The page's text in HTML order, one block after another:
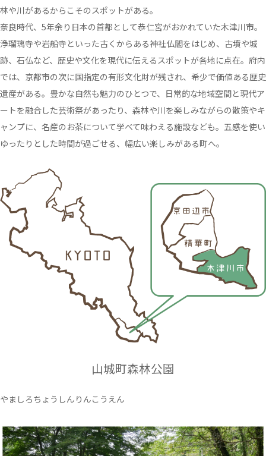
林や川があるからこそのスポットがある。
奈良時代、5年余り日本の首都として恭仁宮がおかれていた木津川市。
浄瑠璃寺や岩船寺といった古くからある神社仏閣をはじめ、古墳や城
跡、石仏など、歴史や文化を現代に伝えるスポットが各地に点在。府内
では、京都市の次に国指定の有形文化財が残され、希少で価値ある歴史
遺産がある。豊かな自然も魅力のひとつで、日常的な地域空間と現代ア
ートを融合した芸術祭があったり、森林や川を楽しみながらの散策やキ
ャンプに、名産のお茶について学べて味わえる施設なども。五感を使い
ゆったりとした時間が過ごせる、幅広い楽しみがある町へ。
山城町森林公園
やましろちょうしんりんこうえん